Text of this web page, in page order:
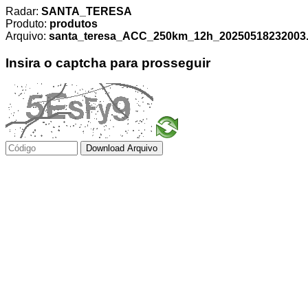
Radar: SANTA_TERESA
Produto: produtos
Arquivo:
Insira o captcha para prosseguir